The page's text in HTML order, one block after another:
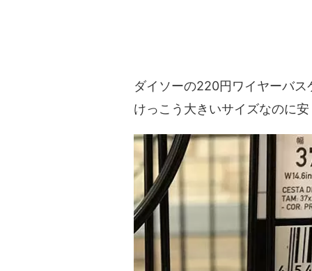
ダイソーの220円ワイヤーバス
けっこう大きいサイズなのに